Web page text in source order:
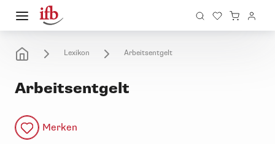
Lexikon Arbeitsentgelt
Arbeitsentgelt
Merken